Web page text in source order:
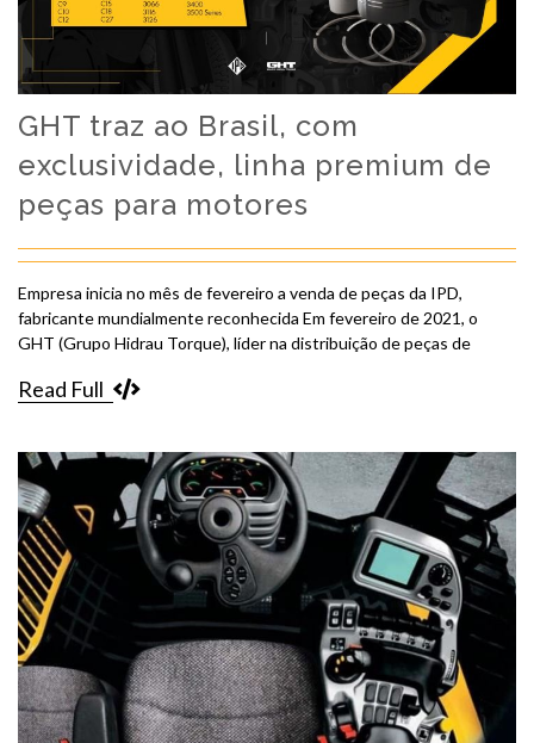
GHT traz ao Brasil, com
exclusividade, linha premium de
peças para motores
Empresa inicia no mês de fevereiro a venda de peças da IPD,
fabricante mundialmente reconhecida Em fevereiro de 2021, o
GHT (Grupo Hidrau Torque), líder na distribuição de peças de
Read Full